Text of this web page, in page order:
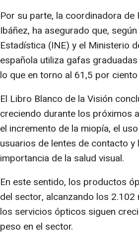
Por su parte, la coordinadora
Ibáñez, ha asegurado que,
Estadística (INE) y el Ministerio
española utiliza gafas
lo que en torno al 61,5 por
El Libro Blanco de la Visión
creciendo durante los próximos
el incremento de la miopía, el
usuarios de lentes de contacto
importancia de la salud visual.
En este sentido, los productos
del sector, alcanzando los
los servicios ópticos siguen
peso en el sector.